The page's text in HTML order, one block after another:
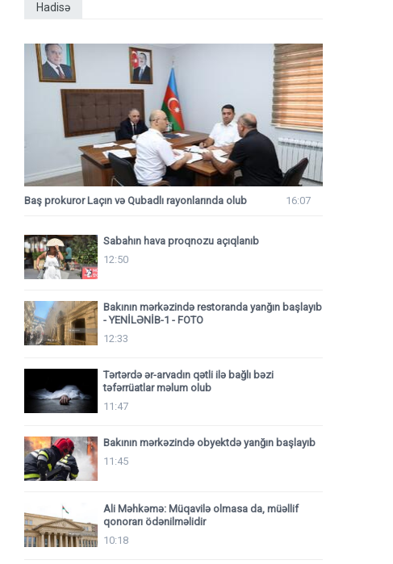
Hadisə
Baş prokuror Laçın və Qubadlı rayonlarında olub 16:07
Sabahın hava proqnozu açıqlanıb
12:50
Bakının mərkəzində restoranda yanğın başlayıb
- YENİLƏNİB-1 - FOTO
12:33
Tərtərdə ər-arvadın qətli ilə bağlı bəzi
təfərrüatlar məlum olub
11:47
Bakının mərkəzində obyektdə yanğın başlayıb
11:45
Ali Məhkəmə: Müqavilə olmasa da, müəllif
qonorarı ödənilməlidir
10:18